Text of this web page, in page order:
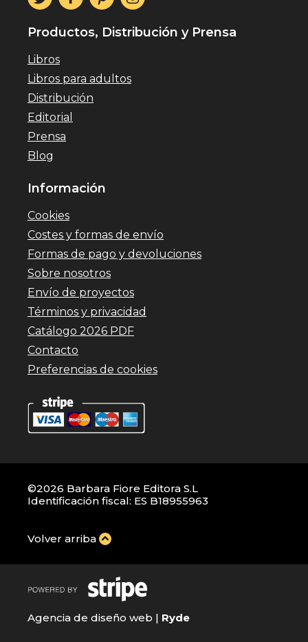
Productos, Distribución y Prensa
Libros
Libros para adultos
Distribución
Editorial
Prensa
Blog
Información
Cookies
Costes y formas de envío
Formas de pago y devoluciones
Sobre nosotros
Envío de proyectos
Términos y privacidad
Catálogo 2026 PDF
Contacto
Preferencias de cookies
©2026 Barbara Fiore Editora S.L
Identificación fiscal: ES B18955963
Volver arriba
Agencia de diseño web | Ryde